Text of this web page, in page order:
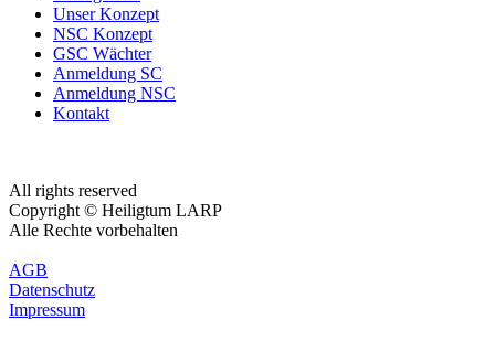
Unser Konzept
NSC Konzept
GSC Wächter
Anmeldung SC
Anmeldung NSC
Kontakt
All rights reserved
Copyright © Heiligtum LARP
Alle Rechte vorbehalten
AGB
Datenschutz
Impressum